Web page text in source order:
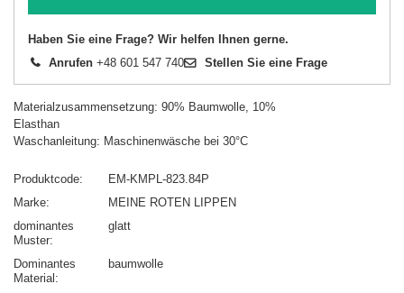
Haben Sie eine Frage? Wir helfen Ihnen gerne.
Anrufen +48 601 547 740 Stellen Sie eine Frage
Materialzusammensetzung: 90% Baumwolle, 10%
Elasthan
Waschanleitung: Maschinenwäsche bei 30°C
Produktcode
EM-KMPL-823.84P
Marke
MEINE ROTEN LIPPEN
dominantes
Muster
glatt
Dominantes
Material
baumwolle